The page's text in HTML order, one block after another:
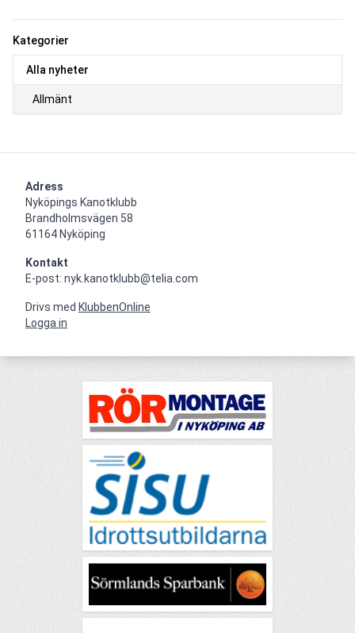
Kategorier
Alla nyheter
Allmänt
Adress
Nyköpings Kanotklubb
Brandholmsvägen 58
61164 Nyköping
Kontakt
E-post: nyk.kanotklubb@telia.com
Drivs med KlubbenOnline
Logga in